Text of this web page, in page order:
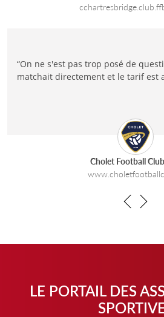
“On ne s'est pas trop posé de
matchait directement et le tarif est
Cholet Football
LE PORTAIL DES